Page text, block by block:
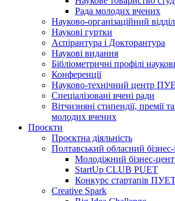
Рада молодих вчених
Науково-організаційний
Наукові гуртки
Аспірантура і Докторантура
Наукові видання
Бібліометричні профілі
Конференції
Науково-технічний центр
Спеціалізовані вчені ради
Вітчизняні стипендії, премії
молодих вчених
Проєкти
Проєктна діяльність
Полтавський обласний бізнес-
Молодіжний бізнес-
StartUp CLUB PUET
Конкурс стартапів
Creative Spark